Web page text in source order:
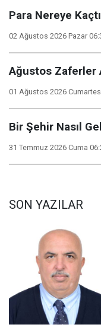
Para Nereye
02 Ağustos 2026 Pazar
Ağustos Zaferler
01 Ağustos 2026
Bir Şehir Nasıl
31 Temmuz 2026 Cuma
SON YAZILAR